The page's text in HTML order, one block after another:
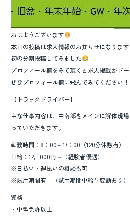
おはようございます
本日の投稿は求人情報のお知らせになります
初の分割投稿してみました
プロフィール欄をみて頂くと求人掲載がド
ぜひプロフィール欄に飛んでみてください！
【トラックドライバー】
主な仕事内容は、中南部をメインに解体現
っていただきます。
勤務時間：8：00～17：00（120分休憩有）
日給：12，000円～（経験者優遇）
※日払い・週払いの相談も可
※試用期間有 （試用期間中給与変動あり）
資格
・中型免許以上